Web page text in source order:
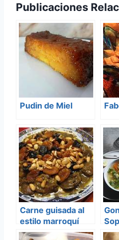
Publicaciones
Pudin de Miel
Carne guisada al
estilo marroquí